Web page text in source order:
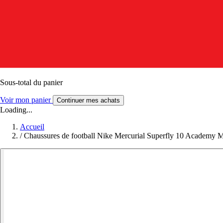
Sous-total du panier
Voir mon panier Continuer mes achats
Loading...
Accueil
/ Chaussures de football Nike Mercurial Superfly 10 Academy